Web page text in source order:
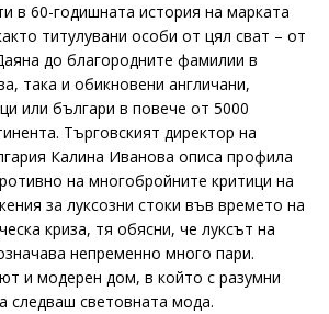
в 60-годишната история на марката
титулувани особи от цял сват – от
до благородните фамилии в
така и обикновени англичани,
или българи в повече от 5000
Търговският директор на
Калина Иванова описа профила
на многобройните критици на
за луксозни стоки във времето на
криза, тя обясни, че луксът на
непременно много пари.
и модерен дом, в който с разумни
следваш световната мода.